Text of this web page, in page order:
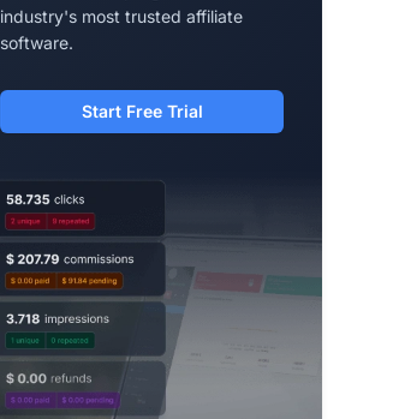
industry's most trusted affiliate
software.
Start Free Trial